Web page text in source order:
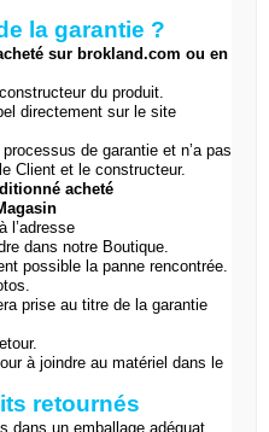
la garantie ?
sur brokland.com ou en
du produit.
directement sur le site
de garantie et n’a pas
Client et le constructeur.
acheté
l’adresse
dans notre Boutique.
possible la panne rencontrée.
prise au titre de la garantie
à joindre au matériel dans le
retournés
dans un emballage adéquat